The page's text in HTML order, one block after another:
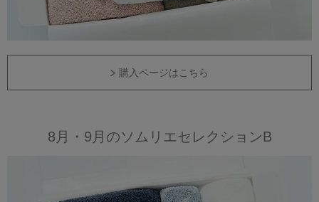
購入ページはこちら
8月・9月のソムリエセレクションB